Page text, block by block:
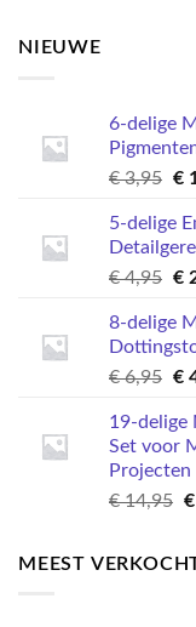
worden
op
productpagina
NIEUWE
6-delige
€3,95
€
€
5-delige
€4,95
€
€
8-delige
€6,95
€
€
19-delige
Set voor
Projecten
€14,95 €
MEEST